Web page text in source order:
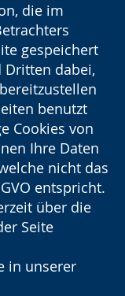
die im
gespeichert
Dritten dabei,
benutzt
Cookies von
Ihre Daten
nicht das
entspricht.
über die
Seite
in unserer